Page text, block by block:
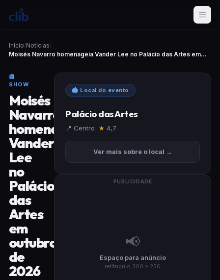
Início/Notícias/
Moisés Navarro homenageia Vander Lee no Palácio das Artes em...
📰
SHOW
Moisés
Navarro
homenageia
Vander
Lee
no
Palácio
das
Artes
em
outubro
de
2026
🏟 Local do evento
Palácio das Artes
📍 Centro ★ 4,7
Ver mais sobre o local →
PUBLICIDADE
📢
Espaço para anúncio
retângulo 300 × 250